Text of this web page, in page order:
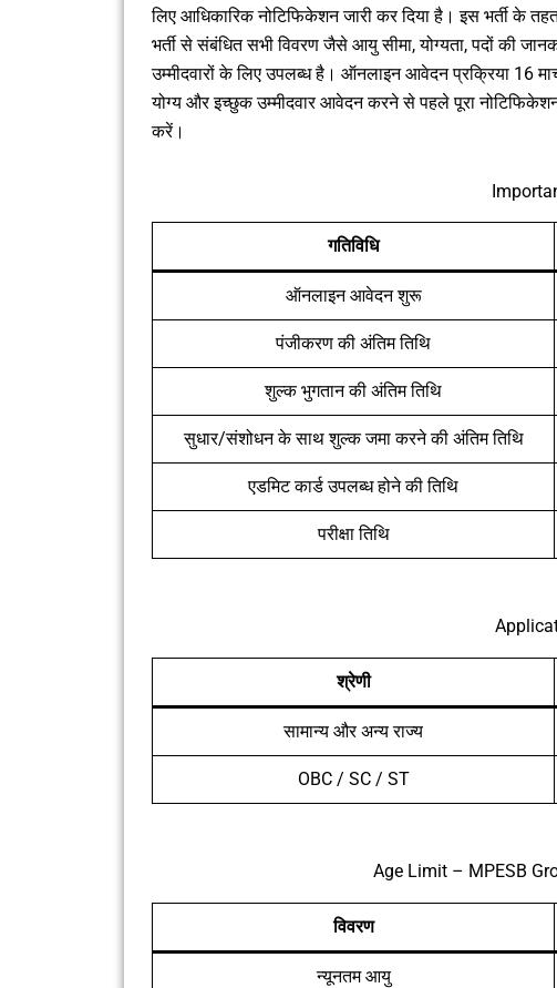
लिए आधिकारिक नोटिफिकेशन जारी कर दिया है। इस भर्ती के
भर्ती से संबंधित सभी विवरण जैसे आयु सीमा, योग्यता, पदों की
उम्मीदवारों के लिए उपलब्ध है। ऑनलाइन आवेदन प्रक्रिया 16
योग्य और इच्छुक उम्मीदवार आवेदन करने से पहले पूरा
करें।
गतिविधि
ऑनलाइन आवेदन शुरू
पंजीकरण की अंतिम तिथि
शुल्क भुगतान की अंतिम तिथि
सुधार/संशोधन के साथ शुल्क जमा करने की अंतिम तिथि
एडमिट कार्ड उपलब्ध होने की तिथि
परीक्षा तिथि
श्रेणी
सामान्य और अन्य राज्य
OBC / SC / ST
Age Limit – MPESB
विवरण
न्यूनतम आयु